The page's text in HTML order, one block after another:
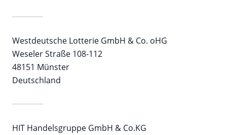
Westdeutsche Lotterie GmbH & Co. oHG
Weseler Straße 108-112
48151 Münster
Deutschland
HIT Handelsgruppe GmbH & Co.KG